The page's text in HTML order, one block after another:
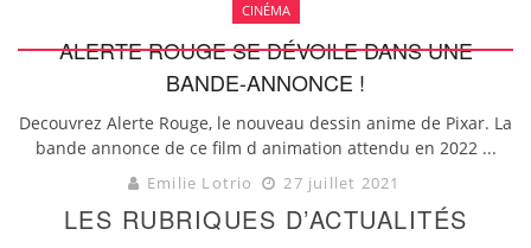
CINÉMA
ALERTE ROUGE SE DÉVOILE DANS UNE
BANDE-ANNONCE !
Decouvrez Alerte Rouge, le nouveau dessin anime de Pixar. La
bande annonce de ce film d animation attendu en 2022 ...
Emilie Lotrio 27 juillet 2021
LES RUBRIQUES D’ACTUALITÉS